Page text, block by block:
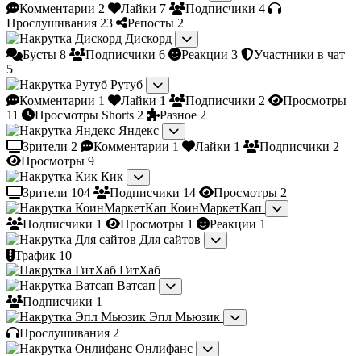
Комментарии 2 Лайки 7 Подписчики 4
Прослушивания 23 Репосты 2
Дискорд
Бусты 8 Подписчики 6 Реакции 3
Участники в чат
5
Рутуб
Комментарии 1 Лайки 1 Подписчики 2
Просмотры
11
Просмотры Shorts 2 Разное 2
Яндекс
Зрители 2 Комментарии 1 Лайки 1 Подписчики 2
Просмотры 9
Кик
Зрители 104 Подписчики 14 Просмотры 2
КоинМаркетКап
Подписчики 1 Просмотры 1 Реакции 1
Для сайтов
Трафик 10
ГитХаб
Ватсап
Подписчики 1
Эпл Мьюзик
Прослушивания 2
Онлифанс